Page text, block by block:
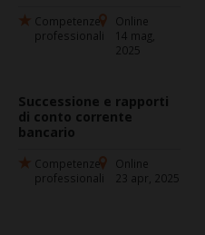
Competenze
professionali
Online
14 mag,
2025
Successione e rapporti
di conto corrente
bancario
Competenze
professionali
Online
23 apr, 2025